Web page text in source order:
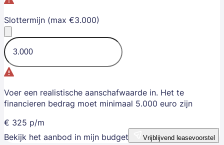
Slottermijn (max €3.000)
Voer een realistische aanschafwaarde in. Het te
financieren bedrag moet minimaal 5.000 euro zijn
€ 325 p/m
Bekijk het aanbod in mijn budget
Vrijblijvend leasevoorstel